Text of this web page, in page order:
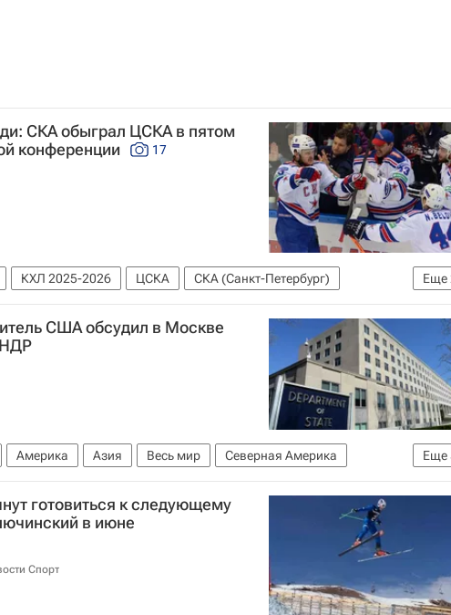
СКА обыграл ЦСКА в пятом
конференции
17
Еще
КХЛ 2025-2026 ЦСКА
СКА (Санкт-Петербург)
Панарин
США обсудил в Москве
Еще
Америка Азия Весь мир
Северная Америка
Сон Ким Игорь Моргулов Россия
готовиться к следующему
в июне
Спорт